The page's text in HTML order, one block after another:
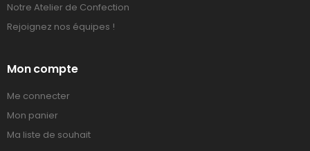
Notre Atelier de Confection
Rejoignez nos équipes !
Mon compte
Me connecter
Mon panier
Ma liste de souhait